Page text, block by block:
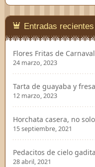
Entradas recientes
Flores Fritas de
24 marzo, 2023
Tarta de guayaba y
12 marzo, 2023
Horchata casera, no
15 septiembre, 2021
Pedacitos de cielo
28 abril, 2021